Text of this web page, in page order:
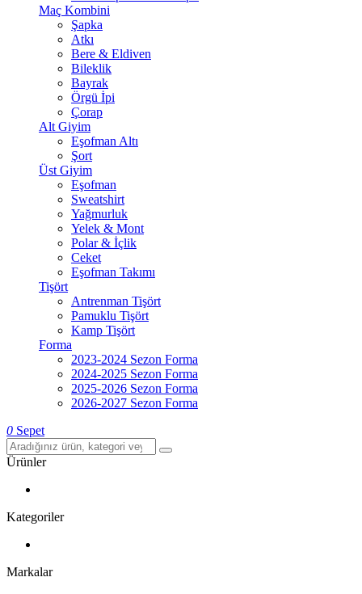
Maç Kombini
Şapka
Atkı
Bere & Eldiven
Bileklik
Bayrak
Örgü İpi
Çorap
Alt Giyim
Eşofman Altı
Şort
Üst Giyim
Eşofman
Sweatshirt
Yağmurluk
Yelek & Mont
Polar & İçlik
Ceket
Eşofman Takımı
Tişört
Antrenman Tişört
Pamuklu Tişört
Kamp Tişört
Forma
2023-2024 Sezon Forma
2024-2025 Sezon Forma
2025-2026 Sezon Forma
2026-2027 Sezon Forma
0 Sepet
Ürünler
Kategoriler
Markalar